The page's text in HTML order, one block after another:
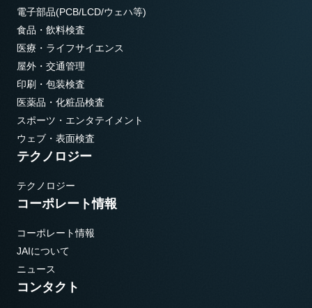
電子部品(PCB/LCD/ウェハ等)
食品・飲料検査
医療・ライフサイエンス
屋外・交通管理
印刷・包装検査
医薬品・化粧品検査
スポーツ・エンタテイメント
ウェブ・表面検査
テクノロジー
テクノロジー
コーポレート情報
コーポレート情報
JAIについて
ニュース
コンタクト